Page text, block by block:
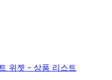
위젯 - 상품 리스트